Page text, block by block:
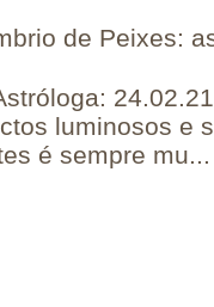
de Peixes:
luminosos e
é sempre mu...